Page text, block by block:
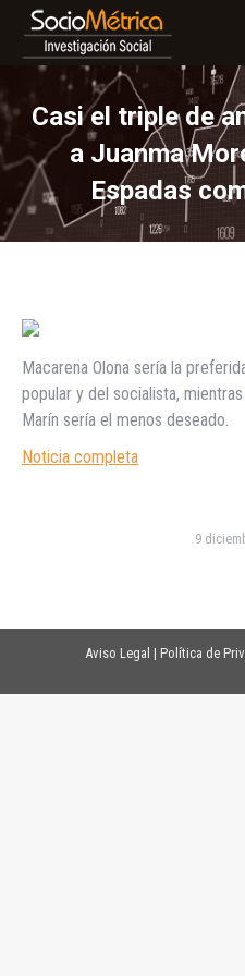
Casi el triple de
a Juanma
Espadas
Macarena Olona sería la
popular y del socialista,
Marín sería el menos deseado.
Noticia completa
9
Aviso Legal | Política de